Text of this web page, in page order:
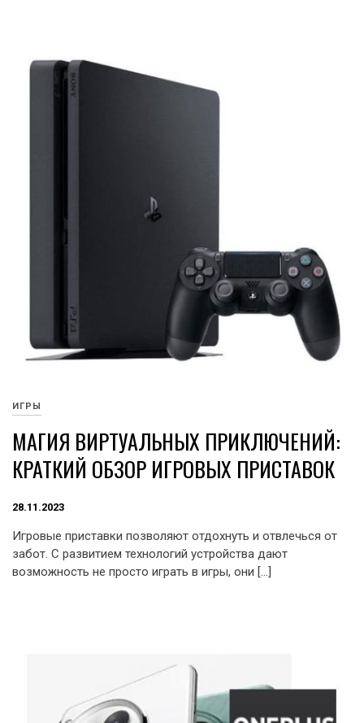
ИГРЫ
МАГИЯ ВИРТУАЛЬНЫХ ПРИКЛЮЧЕНИЙ:
КРАТКИЙ ОБЗОР ИГРОВЫХ ПРИСТАВОК
28.11.2023
Игровые приставки позволяют отдохнуть и отвлечься от
забот. С развитием технологий устройства дают
возможность не просто играть в игры, они […]